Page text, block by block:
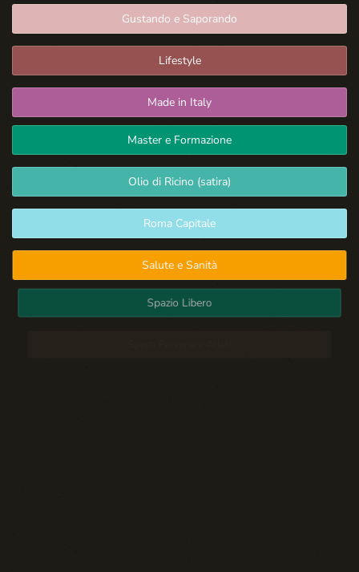
Gustando e Saporando
Lifestyle
Made in Italy
Master e Formazione
Olio di Ricino (satira)
Roma Capitale
Salute e Sanità
Spazio Libero